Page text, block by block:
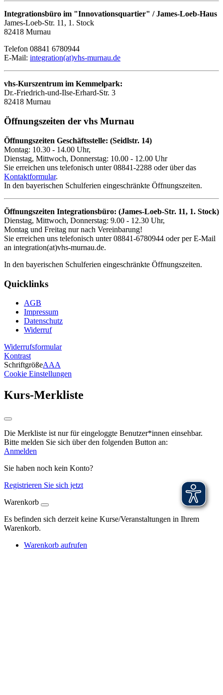
Integrationsbüro im "Innovationsquartier" / James-Loeb-Haus
James-Loeb-Str. 11, 1. Stock
82418 Murnau
Telefon 08841 6780944
E-Mail: integration(at)vhs-murnau.de
vhs-Kurszentrum im Kemmelpark:
Dr.-Friedrich-und-Ilse-Erhard-Str. 3
82418 Murnau
Öffnungszeiten der vhs Murnau
Öffnungszeiten Geschäftsstelle: (Seidlstr. 14)
Montag: 10.30 - 14.00 Uhr,
Dienstag, Mittwoch, Donnerstag: 10.00 - 12.00 Uhr
Sie erreichen uns telefonisch unter 08841-2288 oder über das
Kontaktformular.
In den bayerischen Schulferien eingeschränkte Öffnungszeiten.
Öffnungszeiten Integrationsbüro: (James-Loeb-Str. 11, 1. Stock)
Dienstag, Mittwoch, Donnerstag: 9.00 - 12.30 Uhr,
Montag und Freitag nur nach Vereinbarung!
Sie erreichen uns telefonisch unter 08841-6780944 oder per E-Mail
an integration(at)vhs-murnau.de.
In den bayerischen Schulferien eingeschränkte Öffnungszeiten.
Quicklinks
AGB
Impressum
Datenschutz
Widerruf
Widerrufsformular
Kontrast
SchriftgrößeAAA
Cookie Einstellungen
Kurs-Merkliste
Die Merkliste ist nur für eingeloggte Benutzer*innen einsehbar.
Bitte melden Sie sich über den folgenden Button an:
Anmelden
Sie haben noch kein Konto?
Registrieren Sie sich jetzt
Warenkorb
Es befinden sich derzeit keine Kurse/Veranstaltungen in Ihrem
Warenkorb.
Warenkorb aufrufen